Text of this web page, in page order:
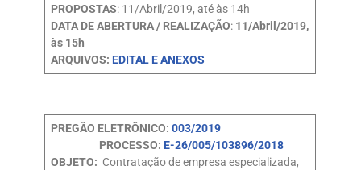
PROPOSTAS: 11/Abril/2019, até às 14h
DATA DE ABERTURA / REALIZAÇÃO:11/Abril/2019,
às 15h
ARQUIVOS: EDITAL E ANEXOS
PREGÃO ELETRÔNICO: 003/2019
PROCESSO: E-26/005/103896/2018
OBJETO: Contratação de empresa especializada,